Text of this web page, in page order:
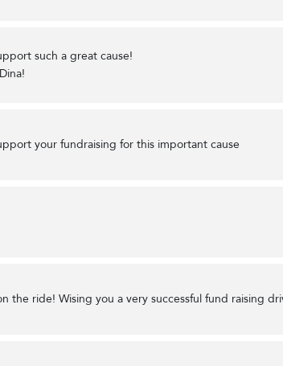
such a great cause!
your fundraising for this important cause
the ride! Wising you a very successful fund raising